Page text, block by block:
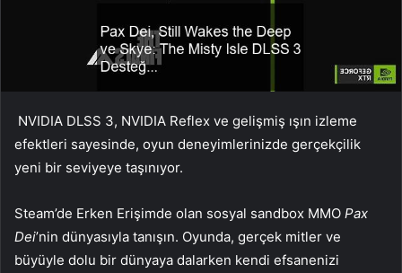
NVIDIA DLSS 3, NVIDIA Reflex ve gelişmiş ışın izleme
efektleri sayesinde, oyun deneyimlerinizde gerçekçilik
yeni bir seviyeye taşınıyor.
Steam’de Erken Erişimde olan sosyal sandbox MMO Pax
Dei’nin dünyasıyla tanışın. Oyunda, gerçek mitler ve
büyüyle dolu bir dünyaya dalarken kendi efsanenizi